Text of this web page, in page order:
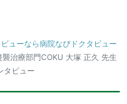
ューなら病院なびドクタビュー
治療部門COKU 大塚 正久 先生
タビュー